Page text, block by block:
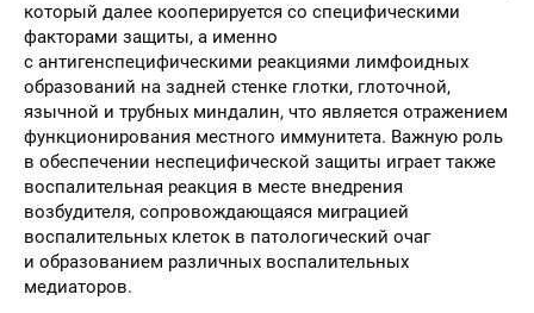
который далее кооперируется со специфическими
факторами защиты, а именно
с антигенспецифическими реакциями лимфоидных
образований на задней стенке глотки, глоточной,
язычной и трубных миндалин, что является отражением
функционирования местного иммунитета. Важную роль
в обеспечении неспецифической защиты играет также
воспалительная реакция в месте внедрения
возбудителя, сопровождающаяся миграцией
воспалительных клеток в патологический очаг
и образованием различных воспалительных
медиаторов.